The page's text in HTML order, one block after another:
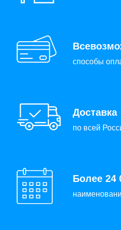
способы
Доставка
по всей
Более 24